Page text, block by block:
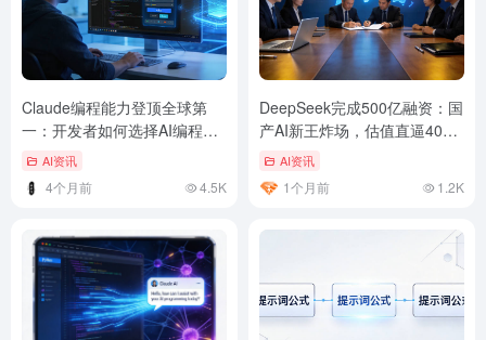
Claude编程能力登顶全球第
一：开发者如何选择AI编程工
具 AI资讯
4个月前 4.5K
DeepSeek完成500亿融资：国
产AI新王炸场，估值直逼4000
亿 AI资讯
1个月前 1.2K